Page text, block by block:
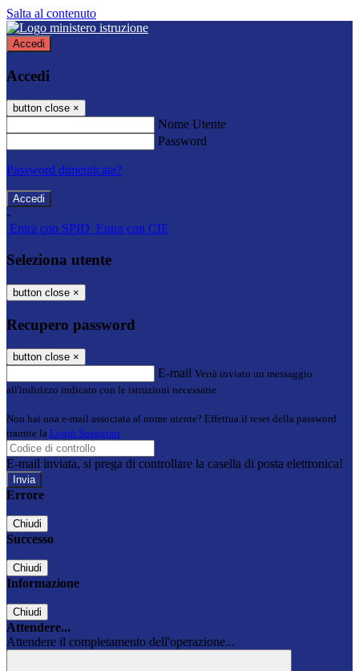
Salta al contenuto
Accedi
Accedi
button close ×
Nome Utente
Password
Password dimenticata?
-
Entra con SPID Entra con CIE
Seleziona utente
button close ×
Recupero password
button close ×
E-mail Verrà inviato un messaggio
all'indirizzo indicato con le istruzioni necessarie.
Non hai una e-mail associata al nome utente? Effettua il reset della password
tramite la Login Spaggiari
E-mail inviata, si prega di controllare la casella di posta elettronica!
Errore
Chiudi
Successo
Chiudi
Informazione
Chiudi
Attendere...
Attendere il completamento dell'operazione...